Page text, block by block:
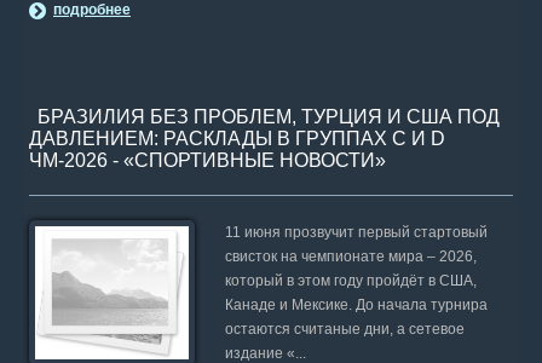
подробнее
БРАЗИЛИЯ БЕЗ ПРОБЛЕМ, ТУРЦИЯ И США ПОД
ДАВЛЕНИЕМ: РАСКЛАДЫ В ГРУППАХ C И D
ЧМ-2026 - «СПОРТИВНЫЕ НОВОСТИ»
11 июня прозвучит первый стартовый
свисток на чемпионате мира – 2026,
который в этом году пройдёт в США,
Канаде и Мексике. До начала турнира
остаются считаные дни, а сетевое
издание «...